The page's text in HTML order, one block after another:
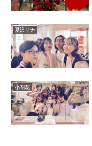
夏沢リカ
小関花